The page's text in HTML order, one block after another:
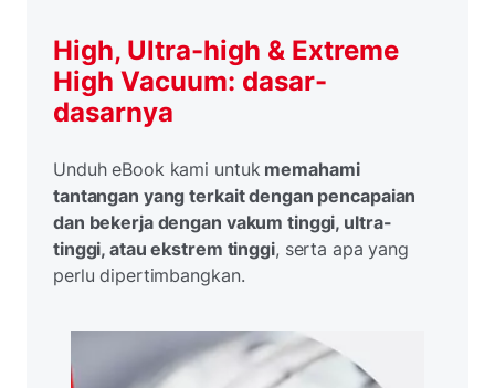
High, Ultra-high & Extreme
High Vacuum: dasar-
dasarnya
Unduh eBook kami untuk memahami
tantangan yang terkait dengan pencapaian
dan bekerja dengan vakum tinggi, ultra-
tinggi, atau ekstrem tinggi, serta apa yang
perlu dipertimbangkan.